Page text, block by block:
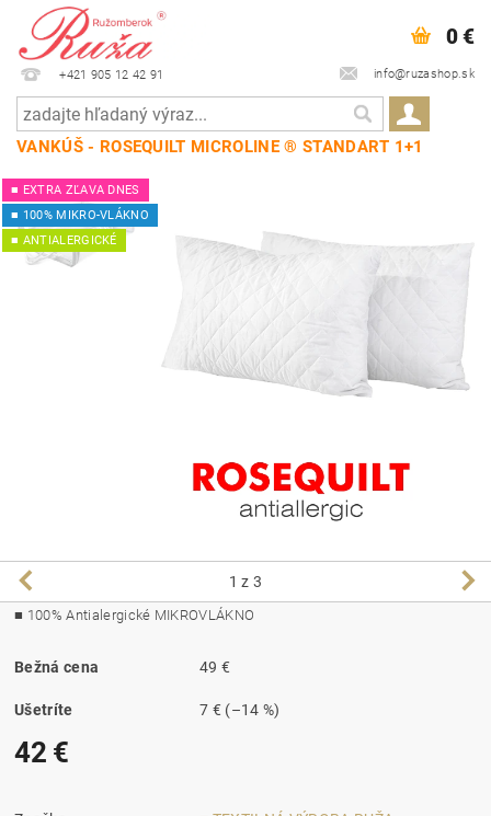
+421 905 12 42 91 info@ruzashop.sk
0 €
VANKÚŠ - ROSEQUILT MICROLINE ® STANDART 1+1
■ EXTRA ZĽAVA DNES
■ 100% MIKRO-VLÁKNO
■ ANTIALERGICKÉ
1 z 3
■ 100% Antialergické MIKROVLÁKNO
Bežná cena 49 €
Ušetríte 7 € (–14 %)
42 €